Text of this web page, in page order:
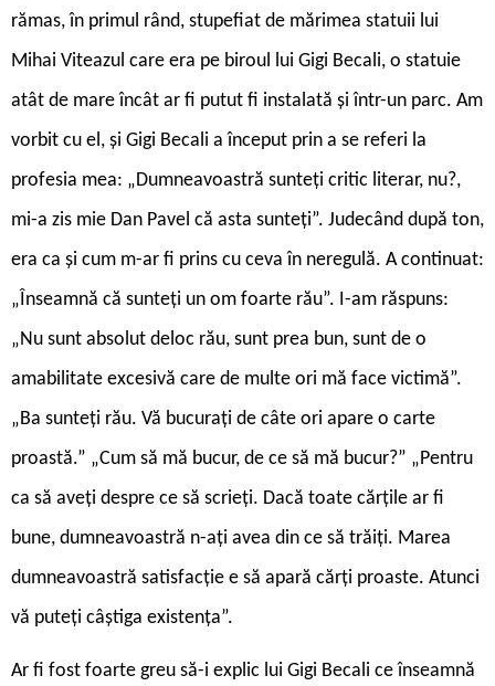
rămas, în primul rând, stupefiat de mărimea statuii lui
Mihai Viteazul care era pe biroul lui Gigi Becali, o statuie
atât de mare încât ar fi putut fi instalată și într-un parc. Am
vorbit cu el, și Gigi Becali a început prin a se referi la
profesia mea: „Dumneavoastră sunteți critic literar, nu?,
mi-a zis mie Dan Pavel că asta sunteți”. Judecând după ton,
era ca și cum m-ar fi prins cu ceva în neregulă. A continuat:
„Înseamnă că sunteți un om foarte rău”. I-am răspuns:
„Nu sunt absolut deloc rău, sunt prea bun, sunt de o
amabilitate excesivă care de multe ori mă face victimă”.
„Ba sunteți rău. Vă bucurați de câte ori apare o carte
proastă.” „Cum să mă bucur, de ce să mă bucur?” „Pentru
ca să aveți despre ce să scrieți. Dacă toate cărțile ar fi
bune, dumneavoastră n-ați avea din ce să trăiți. Marea
dumneavoastră satisfacție e să apară cărți proaste. Atunci
vă puteți câștiga existența”.
Ar fi fost foarte greu să-i explic lui Gigi Becali ce înseamnă